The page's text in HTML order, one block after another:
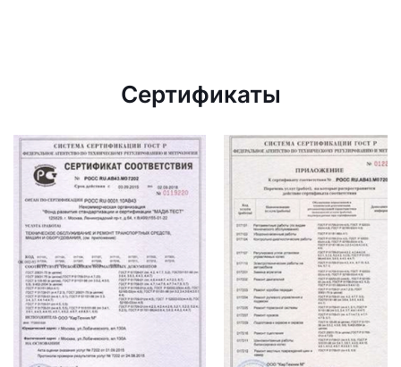
Сертификаты